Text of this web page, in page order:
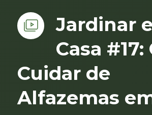
Jardinar
Casa
Cuidar de
Alfazemas